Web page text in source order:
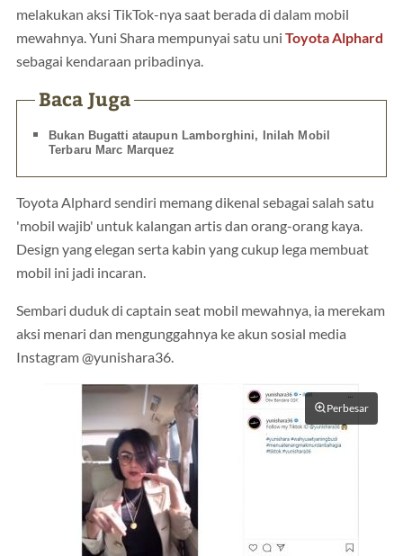
melakukan aksi TikTok-nya saat berada di dalam mobil
mewahnya. Yuni Shara mempunyai satu uni Toyota Alphard
sebagai kendaraan pribadinya.
Baca Juga
Bukan Bugatti ataupun Lamborghini, Inilah Mobil
Terbaru Marc Marquez
Toyota Alphard sendiri memang dikenal sebagai salah satu
'mobil wajib' untuk kalangan artis dan orang-orang kaya.
Design yang elegan serta kabin yang cukup lega membuat
mobil ini jadi incaran.
Sembari duduk di captain seat mobil mewahnya, ia merekam
aksi menari dan mengunggahnya ke akun sosial media
Instagram @yunishara36.
Perbesar